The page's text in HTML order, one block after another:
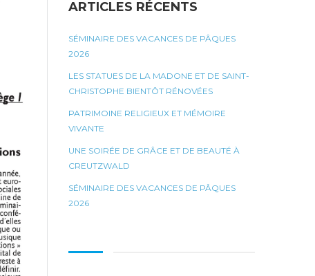
ARTICLES RÉCENTS
SÉMINAIRE DES VACANCES DE PÂQUES
2026
LES STATUES DE LA MADONE ET DE SAINT-
CHRISTOPHE BIENTÔT RÉNOVÉES
PATRIMOINE RELIGIEUX ET MÉMOIRE
VIVANTE
UNE SOIRÉE DE GRÂCE ET DE BEAUTÉ À
CREUTZWALD
SÉMINAIRE DES VACANCES DE PÂQUES
2026